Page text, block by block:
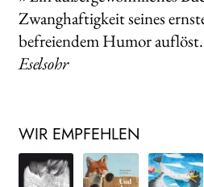
Zwanghaftigkeit seines
befreiendem Humor
Eselsohr
WIR EMPFEHLEN